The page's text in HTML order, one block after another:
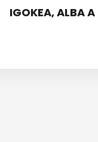
IGOKEA, ALBA